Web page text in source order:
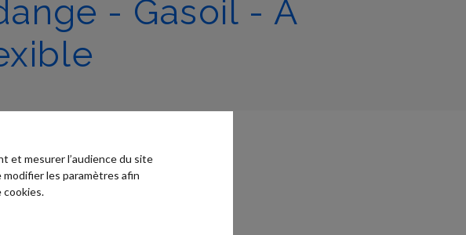
- Gasoil - À
et mesurer l’audience du site
les paramètres afin
cookies.